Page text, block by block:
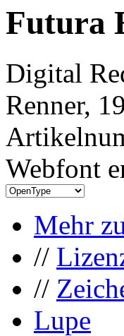
Futura
Digital
Renner,
Webfont
Mehr
//
//
Lupe